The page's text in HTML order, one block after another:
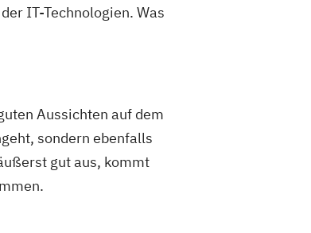
IT-Technologien. Was
Aussichten auf dem
sondern ebenfalls
gut aus, kommt